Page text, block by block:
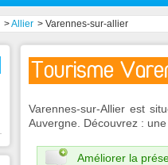
>Allier > Varennes-sur-allier
Tourisme
Varennes-sur-Allier est
Auvergne. Découvrez :
Améliorer la